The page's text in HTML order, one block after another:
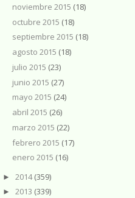
noviembre 2015 (18)
octubre 2015 (18)
septiembre 2015 (18)
agosto 2015 (18)
julio 2015 (23)
junio 2015 (27)
mayo 2015 (24)
abril 2015 (26)
marzo 2015 (22)
febrero 2015 (17)
enero 2015 (16)
► 2014(359)
► 2013 (339)